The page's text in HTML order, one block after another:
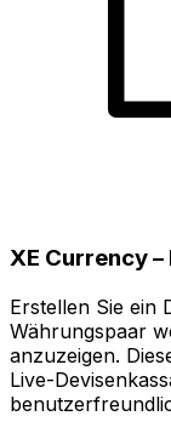
XE Currency
Erstellen Sie ein
Währungspaar
anzuzeigen.
Live-